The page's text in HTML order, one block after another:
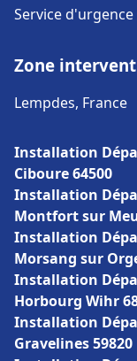
Service d'urgence
Zone
Lempdes, France
Installation
Ciboure 64500
Installation
Montfort sur
Installation
Morsang sur
Installation
Horbourg Wihr
Installation
Gravelines 59820